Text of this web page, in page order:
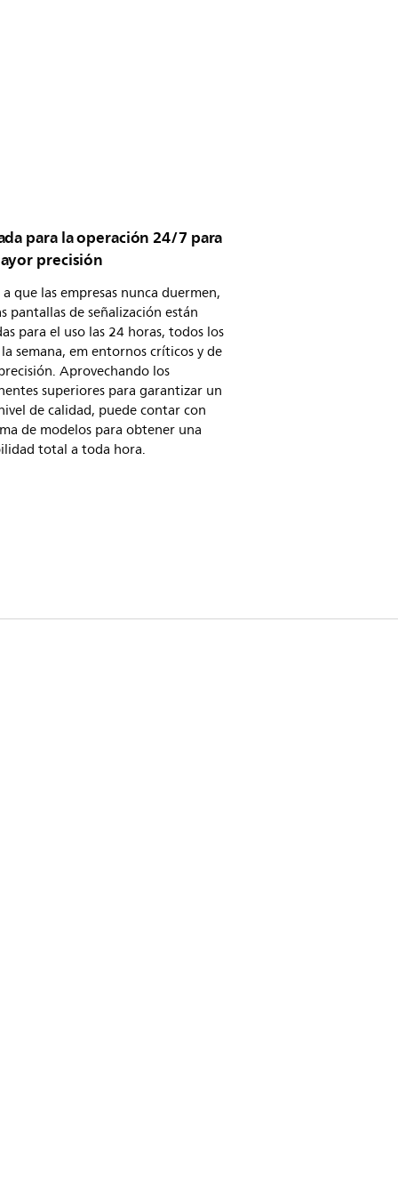
para la operación 24/7 para
precisión
que las empresas nunca duermen,
pantallas de señalización están
para el uso las 24 horas, todos los
semana, em entornos críticos y de
Aprovechando los
superiores para garantizar un
de calidad, puede contar con
de modelos para obtener una
total a toda hora.